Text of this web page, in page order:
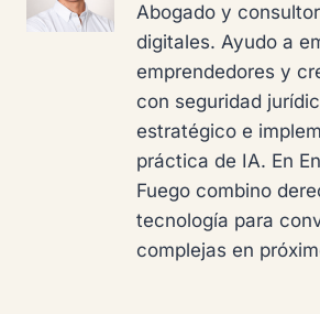
Abogado y
digitales. Ayudo a
emprendedores y
con seguridad
estratégico e
práctica de IA. En
Fuego combino
tecnología para
complejas en